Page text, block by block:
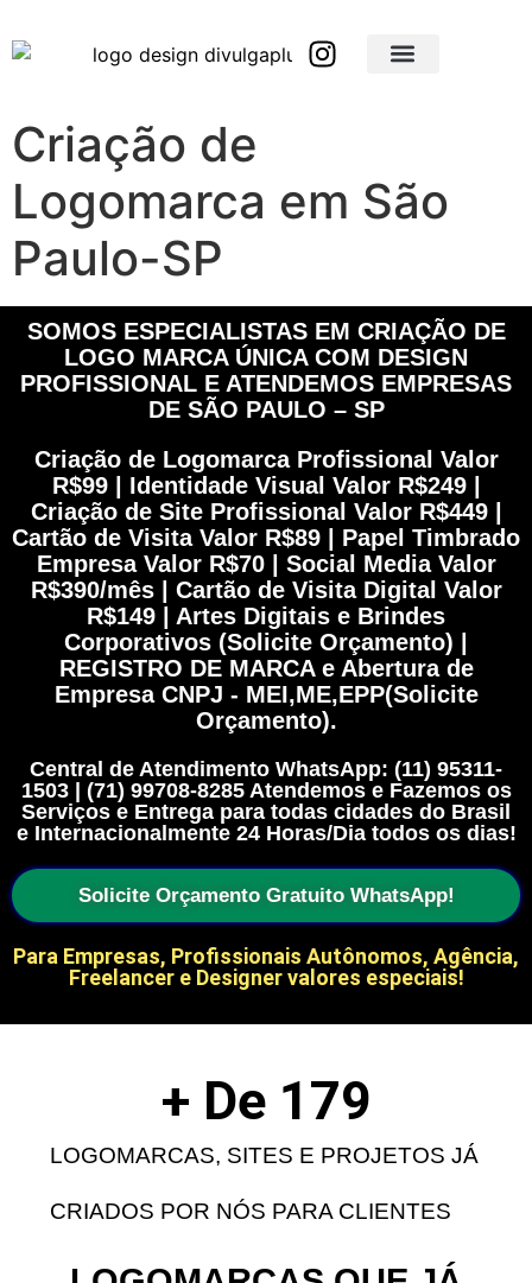
Criação de
Logomarca em São
Paulo-SP
SOMOS ESPECIALISTAS EM CRIAÇÃO DE
LOGO MARCA ÚNICA COM DESIGN
PROFISSIONAL E ATENDEMOS EMPRESAS
DE SÃO PAULO – SP
Criação de Logomarca Profissional Valor
R$99 | Identidade Visual Valor R$249 |
Criação de Site Profissional Valor R$449 |
Cartão de Visita Valor R$89 | Papel Timbrado
Empresa Valor R$70 | Social Media Valor
R$390/mês | Cartão de Visita Digital Valor
R$149 | Artes Digitais e Brindes
Corporativos (Solicite Orçamento) |
REGISTRO DE MARCA e Abertura de
Empresa CNPJ - MEI,ME,EPP(Solicite
Orçamento).
Central de Atendimento WhatsApp: (11) 95311-
1503 | (71) 99708-8285 Atendemos e Fazemos os
Serviços e Entrega para todas cidades do Brasil
e Internacionalmente 24 Horas/Dia todos os dias!
Solicite Orçamento Gratuito WhatsApp!
Para Empresas, Profissionais Autônomos, Agência,
Freelancer e Designer valores especiais!
LOGOMARCAS, SITES E PROJETOS JÁ
CRIADOS POR NÓS PARA CLIENTES
+ De 179